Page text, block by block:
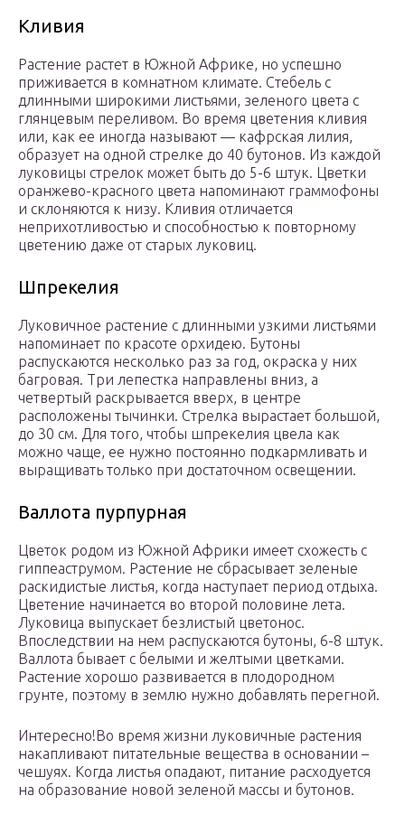
Кливия
Растение растет в Южной Африке, но успешно
приживается в комнатном климате. Стебель с
длинными широкими листьями, зеленого цвета с
глянцевым переливом. Во время цветения кливия
или, как ее иногда называют — кафрская лилия,
образует на одной стрелке до 40 бутонов. Из каждой
луковицы стрелок может быть до 5-6 штук. Цветки
оранжево-красного цвета напоминают граммофоны
и склоняются к низу. Кливия отличается
неприхотливостью и способностью к повторному
цветению даже от старых луковиц.
Шпрекелия
Луковичное растение с длинными узкими листьями
напоминает по красоте орхидею. Бутоны
распускаются несколько раз за год, окраска у них
багровая. Три лепестка направлены вниз, а
четвертый раскрывается вверх, в центре
расположены тычинки. Стрелка вырастает большой,
до 30 см. Для того, чтобы шпрекелия цвела как
можно чаще, ее нужно постоянно подкармливать и
выращивать только при достаточном освещении.
Валлота пурпурная
Цветок родом из Южной Африки имеет схожесть с
гиппеаструмом. Растение не сбрасывает зеленые
раскидистые листья, когда наступает период отдыха.
Цветение начинается во второй половине лета.
Луковица выпускает безлистый цветонос.
Впоследствии на нем распускаются бутоны, 6-8 штук.
Валлота бывает с белыми и желтыми цветками.
Растение хорошо развивается в плодородном
грунте, поэтому в землю нужно добавлять перегной.
Интересно!Во время жизни луковичные растения
накапливают питательные вещества в основании –
чешуях. Когда листья опадают, питание расходуется
на образование новой зеленой массы и бутонов.